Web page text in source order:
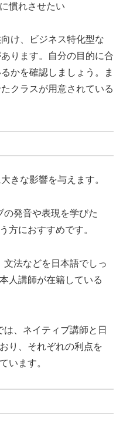
に慣れさせたい
け、ビジネス特化型な
ります。自分の目的に合
かを確認しましょう。ま
クラスが用意されている
きな影響を与えます。
の発音や表現を学びた
方におすすめです。
文法などを日本語でしっ
人講師が在籍している
は、ネイティブ講師と日
り、それぞれの利点を
います。